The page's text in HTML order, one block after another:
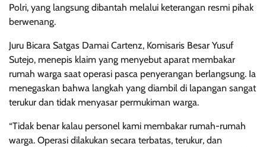
Polri, yang langsung dibantah melalui keterangan resmi pihak
berwenang.
Juru Bicara Satgas Damai Cartenz, Komisaris Besar Yusuf
Sutejo, menepis klaim yang menyebut aparat membakar
rumah warga saat operasi pasca penyerangan berlangsung. Ia
menegaskan bahwa langkah yang diambil di lapangan sangat
terukur dan tidak menyasar permukiman warga.
“Tidak benar kalau personel kami membakar rumah-rumah
warga. Operasi dilakukan secara terbatas, terukur, dan